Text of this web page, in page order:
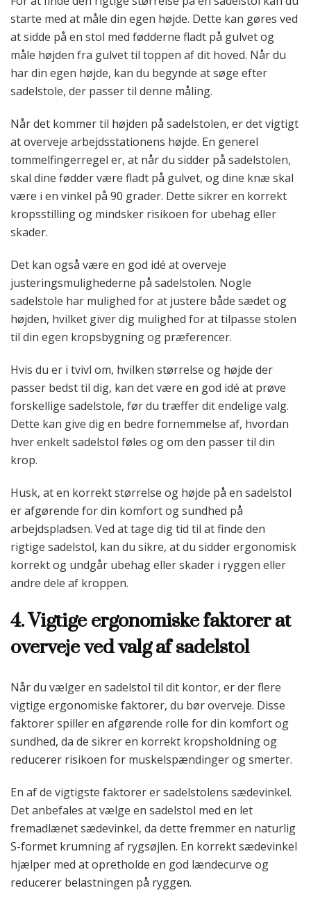
starte med at måle din egen højde. Dette kan gøres ved
at sidde på en stol med fødderne fladt på gulvet og
måle højden fra gulvet til toppen af dit hoved. Når du
har din egen højde, kan du begynde at søge efter
sadelstole, der passer til denne måling.
Når det kommer til højden på sadelstolen, er det vigtigt
at overveje arbejdsstationens højde. En generel
tommelfingerregel er, at når du sidder på sadelstolen,
skal dine fødder være fladt på gulvet, og dine knæ skal
være i en vinkel på 90 grader. Dette sikrer en korrekt
kropsstilling og mindsker risikoen for ubehag eller
skader.
Det kan også være en god idé at overveje
justeringsmulighederne på sadelstolen. Nogle
sadelstole har mulighed for at justere både sædet og
højden, hvilket giver dig mulighed for at tilpasse stolen
til din egen kropsbygning og præferencer.
Hvis du er i tvivl om, hvilken størrelse og højde der
passer bedst til dig, kan det være en god idé at prøve
forskellige sadelstole, før du træffer dit endelige valg.
Dette kan give dig en bedre fornemmelse af, hvordan
hver enkelt sadelstol føles og om den passer til din
krop.
Husk, at en korrekt størrelse og højde på en sadelstol
er afgørende for din komfort og sundhed på
arbejdspladsen. Ved at tage dig tid til at finde den
rigtige sadelstol, kan du sikre, at du sidder ergonomisk
korrekt og undgår ubehag eller skader i ryggen eller
andre dele af kroppen.
4. Vigtige ergonomiske faktorer at
overveje ved valg af sadelstol
Når du vælger en sadelstol til dit kontor, er der flere
vigtige ergonomiske faktorer, du bør overveje. Disse
faktorer spiller en afgørende rolle for din komfort og
sundhed, da de sikrer en korrekt kropsholdning og
reducerer risikoen for muskelspændinger og smerter.
En af de vigtigste faktorer er sadelstolens sædevinkel.
Det anbefales at vælge en sadelstol med en let
fremadlænet sædevinkel, da dette fremmer en naturlig
S-formet krumning af rygsøjlen. En korrekt sædevinkel
hjælper med at opretholde en god lændecurve og
reducerer belastningen på ryggen.